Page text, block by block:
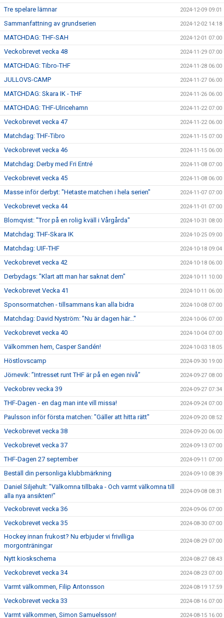
Tre spelare lämnar 2024-12-09 09:01
Sammanfattning av grundserien 2024-12-02 14:18
MATCHDAG: THF-SAH 2024-12-01 07:00
Veckobrevet vecka 48 2024-11-29 07:00
MATCHDAG: Tibro-THF 2024-11-28 06:00
JULLOVS-CAMP 2024-11-27 06:00
MATCHDAG: Skara IK - THF 2024-11-26 06:00
MATCHDAG: THF-Ulricehamn 2024-11-22 07:00
Veckobrevet vecka 47 2024-11-22 06:00
Matchdag: THF-Tibro 2024-11-15 07:00
Veckobrevet vecka 46 2024-11-15 06:00
Matchdag: Derby med Fri Entré 2024-11-08 07:00
Veckobrevet vecka 45 2024-11-08 06:00
Masse inför derbyt: "Hetaste matchen i hela serien" 2024-11-07 07:00
Veckobrevet vecka 44 2024-11-01 07:00
Blomqvist: "Tror på en rolig kväll i Vårgårda" 2024-10-31 08:00
Matchdag: THF-Skara IK 2024-10-25 09:00
Matchdag: UIF-THF 2024-10-18 09:04
Veckobrevet vecka 42 2024-10-18 06:00
Derbydags: ”Klart att man har saknat dem" 2024-10-11 10:00
Veckobrevet Vecka 41 2024-10-11 06:00
Sponsormatchen - tillsammans kan alla bidra 2024-10-08 07:00
Matchdag: David Nyström: ”Nu är dagen här..." 2024-10-06 07:00
Veckobrevet vecka 40 2024-10-04 07:00
Välkommen hem, Casper Sandén! 2024-10-03 18:05
Höstlovscamp 2024-09-30 19:00
Jörnevik: ”Intresset runt THF är på en egen nivå” 2024-09-27 08:00
Veckobrev vecka 39 2024-09-27 07:34
THF-Dagen - en dag man inte vill missa! 2024-09-24 07:00
Paulsson inför första matchen: "Gäller att hitta rätt" 2024-09-20 08:52
Veckobrevet vecka 38 2024-09-20 06:00
Veckobrevet vecka 37 2024-09-13 07:00
THF-Dagen 27 september 2024-09-11 07:00
Beställ din personliga klubbmärkning 2024-09-10 08:39
Daniel Siljehult: "Välkomna tillbaka - Och varmt välkomna till
alla nya ansikten!"
2024-09-08 08:31
Veckobrevet vecka 36 2024-09-06 07:00
Veckobrevet vecka 35 2024-08-30 07:00
Hockey innan frukost? Nu erbjuder vi frivilliga
morgonträningar
2024-08-29 07:00
Nytt kioskschema 2024-08-27 08:43
Veckobrevet vecka 34 2024-08-23 07:00
Varmt välkommen, Filip Antonsson 2024-08-19 17:59
Veckobrevet vecka 33 2024-08-16 07:00
Varmt välkommen, Simon Samuelsson! 2024-08-15 16:00